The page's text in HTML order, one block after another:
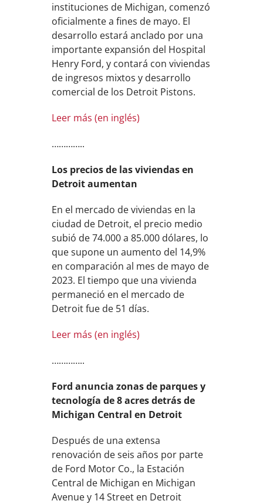
instituciones de Michigan, comenzó
oficialmente a fines de mayo. El
desarrollo estará anclado por una
importante expansión del Hospital
Henry Ford, y contará con viviendas
de ingresos mixtos y desarrollo
comercial de los Detroit Pistons.
Leer más (en inglés)
…………..
Los precios de las viviendas en
Detroit aumentan
En el mercado de viviendas en la
ciudad de Detroit, el precio medio
subió de 74.000 a 85.000 dólares, lo
que supone un aumento del 14,9%
en comparación al mes de mayo de
2023. El tiempo que una vivienda
permaneció en el mercado de
Detroit fue de 51 días.
Leer más (en inglés)
…………..
Ford anuncia zonas de parques y
tecnología de 8 acres detrás de
Michigan Central en Detroit
Después de una extensa
renovación de seis años por parte
de Ford Motor Co., la Estación
Central de Michigan en Michigan
Avenue y 14 Street en Detroit